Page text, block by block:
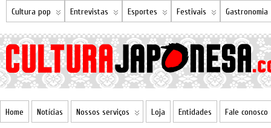
Cultura pop Entrevistas Esportes Festivais Gastronomia
Home Notícias Nossos serviços Loja Entidades Fale conosco